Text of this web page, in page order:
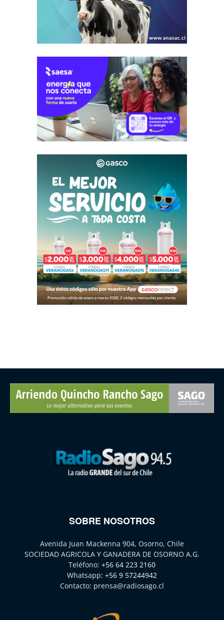
SOBRE NOSOTROS
Avenida Juan Mackenna 904, Osorno, Chile
SOCIEDAD AGRICOLA Y GANADERA DE OSORNO A.G.
Teléfono: +56 64 223 2160
Whatsapp: +56 9 57244942
Contacto: prensa@radiosago.cl